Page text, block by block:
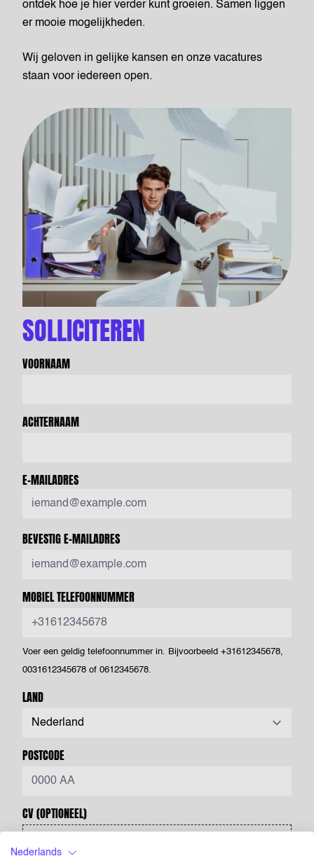
ontdek hoe je hier verder kunt groeien. Samen liggen
er mooie mogelijkheden.
Wij geloven in gelijke kansen en onze vacatures
staan voor iedereen open.
SOLLICITEREN
VOORNAAM
ACHTERNAAM
E-MAILADRES
BEVESTIG E-MAILADRES
MOBIEL TELEFOONNUMMER
Voer een geldig telefoonnummer in. Bijvoorbeeld +31612345678,
0031612345678 of 0612345678.
LAND
POSTCODE
CV(OPTIONEEL)
Drag & Drop je bestanden of
Nederlands